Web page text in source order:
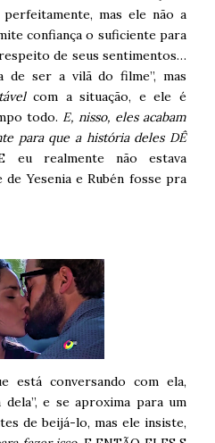
mas ele não a
confiança o suficiente para
de seus sentimentos…
de ser a vilã do filme”, mas
com a situação, e ele é
todo. E, nisso, eles acabam
para que a história deles DÊ
eu realmente não estava
Yesenia e Rubén fosse pra
está conversando com ela,
e se aproxima para um
de beijá-lo, mas ele insiste,